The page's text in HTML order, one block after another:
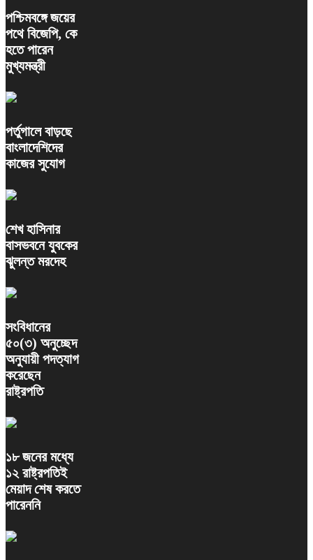
পশ্চিমবঙ্গে জয়ের
পথে বিজেপি, কে
হতে পারেন
মুখ্যমন্ত্রী
পর্তুগালে বাড়ছে
বাংলাদেশিদের
কাজের সুযোগ
শেখ হাসিনার
বাসভবনে যুবকের
ঝুলন্ত মরদেহ
সংবিধানের
৫০(৩) অনুচ্ছেদ
অনুযায়ী পদত্যাগ
করেছেন
রাষ্ট্রপতি
১৮ জনের মধ্যে
১২ রাষ্ট্রপতিই
মেয়াদ শেষ করতে
পারেননি